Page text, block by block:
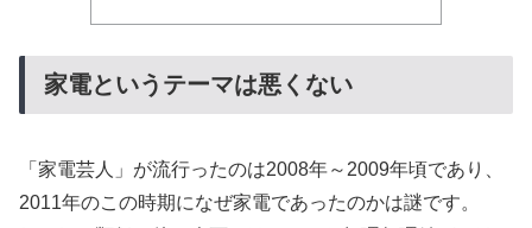
家電というテーマは悪くない
「家電芸人」が流行ったのは2008年～2009年頃であり、
2011年のこの時期になぜ家電であったのかは謎です。